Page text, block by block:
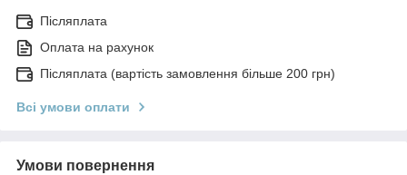
Післяплата
Оплата на рахунок
Післяплата (вартість замовлення більше 200 грн)
Всі умови оплати
Умови повернення